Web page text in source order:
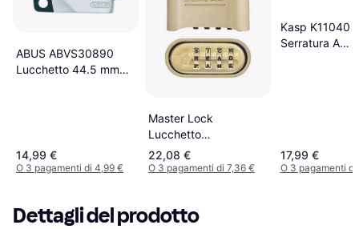
ABUS ABVS30890
Lucchetto 44.5 mm
14,99 €
O 3 pagamenti di 4,99 €
Master Lock
Lucchetto
Combinazione Zinco
22,08 €
O 3 pagamenti di 7,36 €
Kasp K11040
Serratura A
17,99 €
O 3 pagamenti di
Dettagli del prodotto